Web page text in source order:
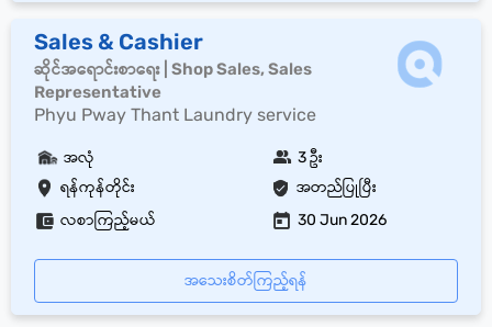
Sales & Cashier
ဆိုင်အရောင်းစာရေး | Shop Sales, Sales
Representative
Phyu Pway Thant Laundry service
ရန်ကုန်တိုင်း အတည်ပြုပြီး
အလုံ 3 ဦး
လစာကြည့်မယ် 30 Jun 2026
အသေးစိတ်ကြည့်ရန်